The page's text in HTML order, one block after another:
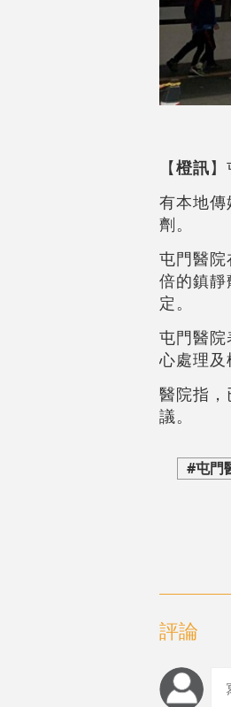
【橙訊
有本地
劑。
屯門醫
倍的鎮
定。
屯門醫
心處理及
醫院指
議。
#屯門
評論